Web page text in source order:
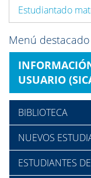
Estudiantado
Menú destacado
USUARIO
BIBLIOTECA
NUEVOS
ESTUDIANTES